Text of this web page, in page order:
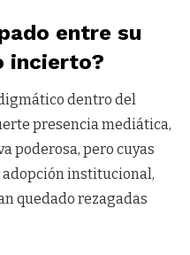
entre su
incierto?
dentro del
presencia mediática,
poderosa, pero cuyas
institucional,
quedado rezagadas